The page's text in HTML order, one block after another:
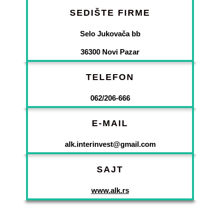
SEDIŠTE FIRME
Selo Jukovača bb
36300 Novi Pazar
TELEFON
062/206-666
E-MAIL
alk.interinvest@gmail.com
SAJT
www.alk.rs